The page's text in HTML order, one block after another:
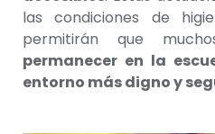
las condiciones de
permitirán que
permanecer en la
entorno más digno y